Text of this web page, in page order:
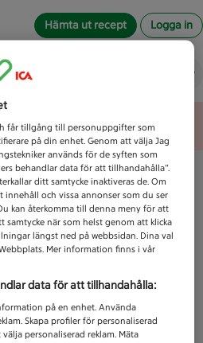
Hämta ut recept Logga in
idag?
error
får tillgång till personuppgifter som
på din enhet. Genom att välja Jag
används för de syften som
behandlar data för att tillhandahålla”.
ditt samtycke inaktiveras de. Om
innehåll och vissa annonser som du ser
kan återkomma till denna meny för att
samtycke när som helst genom att klicka
längst ned på webbsidan. Dina val
Mer information finns i vår
data för att tillhandahålla:
på en enhet. Använda
Skapa profiler för personaliserad
personaliserad reklam. Mäta